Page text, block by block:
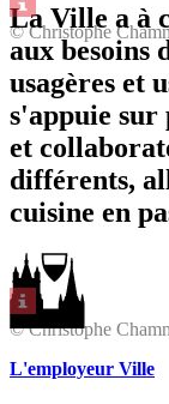
© Christophe
© Christophe
La Ville a à
aux besoins
usagères et
s'appuie sur
et
différents,
cuisine en
L'employeur Ville